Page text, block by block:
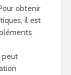
obtenir
il est
peut